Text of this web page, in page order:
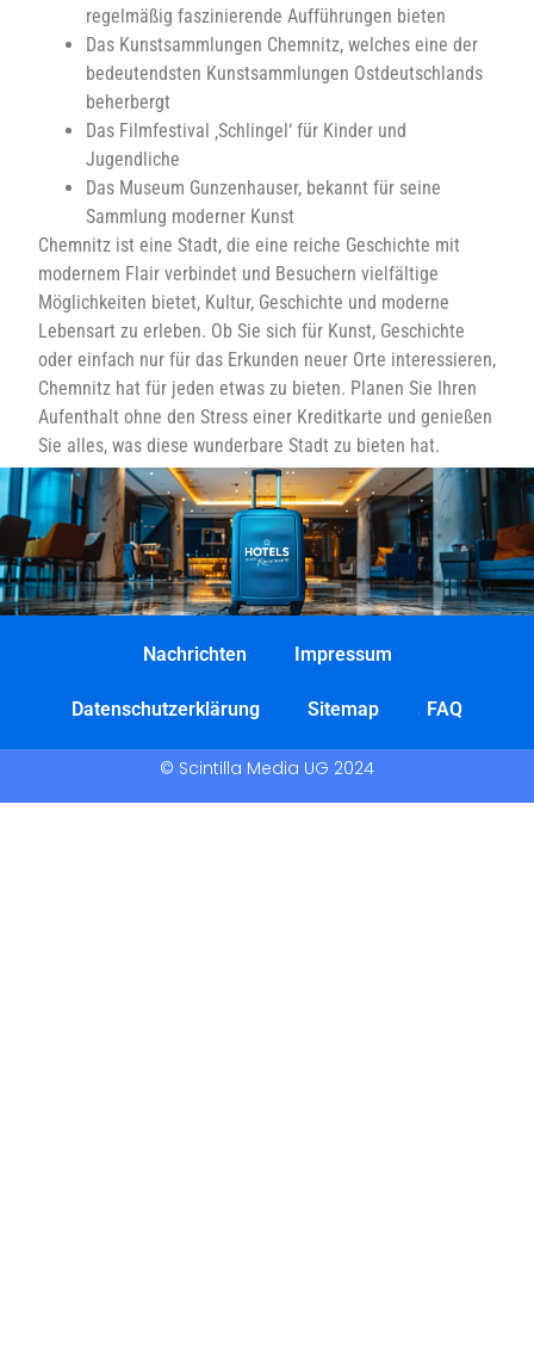
regelmäßig faszinierende Aufführungen bieten
Das Kunstsammlungen Chemnitz, welches eine der
bedeutendsten Kunstsammlungen Ostdeutschlands
beherbergt
Das Filmfestival ‚Schlingel‘ für Kinder und
Jugendliche
Das Museum Gunzenhauser, bekannt für seine
Sammlung moderner Kunst
Chemnitz ist eine Stadt, die eine reiche Geschichte mit
modernem Flair verbindet und Besuchern vielfältige
Möglichkeiten bietet, Kultur, Geschichte und moderne
Lebensart zu erleben. Ob Sie sich für Kunst, Geschichte
oder einfach nur für das Erkunden neuer Orte interessieren,
Chemnitz hat für jeden etwas zu bieten. Planen Sie Ihren
Aufenthalt ohne den Stress einer Kreditkarte und genießen
Sie alles, was diese wunderbare Stadt zu bieten hat.
Nachrichten Impressum
Datenschutzerklärung Sitemap FAQ
© Scintilla Media UG 2024